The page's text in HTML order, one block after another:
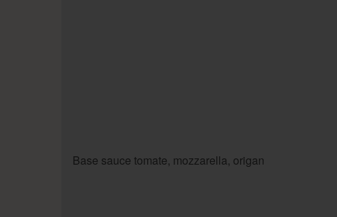
Base sauce tomate, mozzarella, origan